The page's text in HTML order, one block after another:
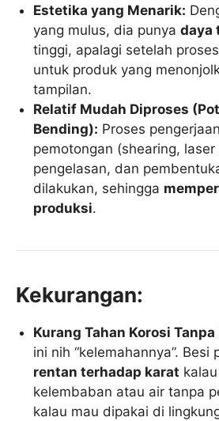
Estetika yang Menarik:
yang mulus, dia punyadaya
tinggi, apalagi setelah
untuk produk yang
tampilan.
Relatif Mudah Diproses
Bending): Proses
pemotongan (shearing,
pengelasan, dan
dilakukan, sehingga
produksi.
Kekurangan:
Kurang Tahan Korosi
ini nih “kelemahannya”. Besi
rentan terhadap karat
kelembaban atau air tanpa
kalau mau dipakai di